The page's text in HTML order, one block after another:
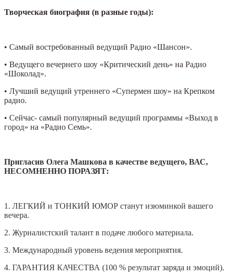
Творческая биография (в разные годы):
• Самый востребованный ведущий Радио «Шансон».
• Ведущего вечернего шоу «Критический день» на Радио
«Шоколад».
• Лучший ведущий утреннего «Супермен шоу» на Крепком
радио.
• Сейчас- самый популярный ведущий программы «Выход в
город» на «Радио Семь».
Пригласив Олега Машкова в качестве ведущего, ВАС,
НЕСОМНЕННО ПОРАЗЯТ:
1. ЛЕГКИЙ и ТОНКИЙ ЮМОР станут изюминкой вашего
вечера.
2. Журналистский талант в подаче любого материала.
3. Международный уровень ведения мероприятия.
4. ГАРАНТИЯ КАЧЕСТВА (100 % результат заряда и эмоций).